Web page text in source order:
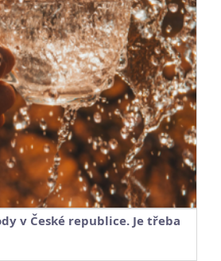
v České republice. Je třeba